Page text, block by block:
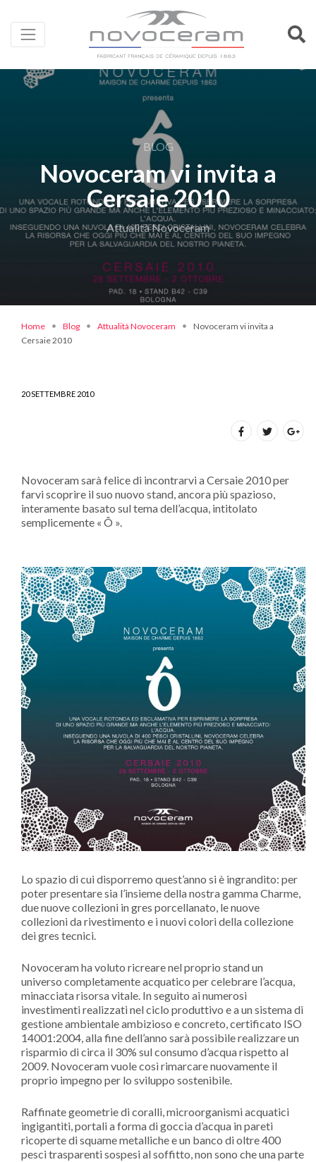
BLOG
Novoceram vi invita a
Cersaie 2010
Attualità Novoceram
Home Blog Attualità Novoceram
Novoceram vi invita a
Cersaie 2010
20 SETTEMBRE 2010
Novoceram sarà felice di incontrarvi a Cersaie 2010 per
farvi scoprire il suo nuovo stand, ancora più spazioso,
interamente basato sul tema dell’acqua, intitolato
semplicemente « Ô ».
Lo spazio di cui disporremo quest’anno si è ingrandito: per
poter presentare sia l’insieme della nostra gamma Charme,
due nuove collezioni in gres porcellanato, le nuove
collezioni da rivestimento e i nuovi colori della collezione
dei gres tecnici.
Novoceram ha voluto ricreare nel proprio stand un
universo completamente acquatico per celebrare l’acqua,
minacciata risorsa vitale. In seguito ai numerosi
investimenti realizzati nel ciclo produttivo e a un sistema di
gestione ambientale ambizioso e concreto, certificato ISO
14001:2004, alla fine dell’anno sarà possibile realizzare un
risparmio di circa il 30% sul consumo d’acqua rispetto al
2009. Novoceram vuole così rimarcare nuovamente il
proprio impegno per lo sviluppo sostenibile.
Raffinate geometrie di coralli, microorganismi acquatici
ingigantiti, portali a forma di goccia d’acqua in pareti
ricoperte di squame metalliche e un banco di oltre 400
pesci trasparenti sospesi al soffitto, non sono che una parte